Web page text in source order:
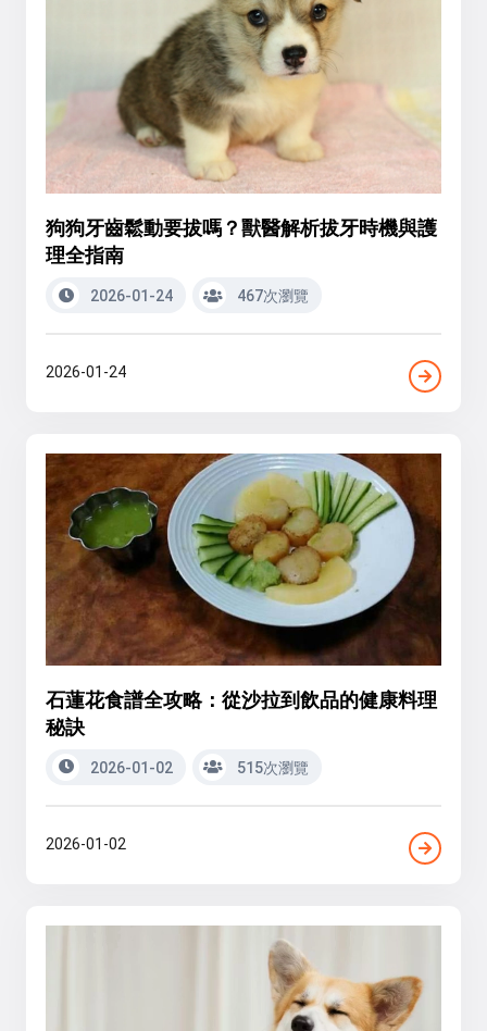
狗狗牙齒鬆動要拔嗎？獸醫解析拔牙時機與護
理全指南
2026-01-24 467次瀏覽
2026-01-24
石蓮花食譜全攻略：從沙拉到飲品的健康料理
秘訣
2026-01-02 515次瀏覽
2026-01-02